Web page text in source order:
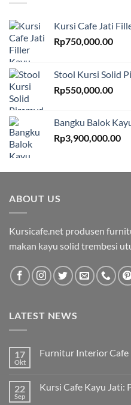
Kursi Cafe Jati
Rp750,000.00
Stool Kursi Solid
Rp550,000.00
Bangku Balok
Rp3,900,000.00
ABOUT US
Kursicafe.net produsen
makan kayu solid trembesi
LATEST NEWS
17
Okt
Furnitur Interior Cafe
22
Sep
Kursi Cafe Kayu Jati: